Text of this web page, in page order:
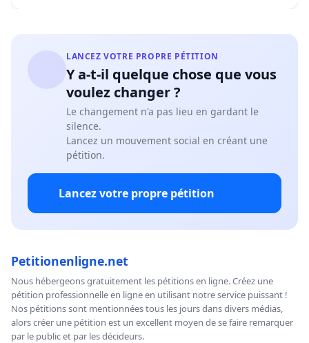
LANCEZ VOTRE PROPRE PÉTITION
Y a-t-il quelque chose que vous
voulez changer ?
Le changement n'a pas lieu en gardant le
silence.
Lancez un mouvement social en créant une
pétition.
Lancez votre propre pétition
Petitionenligne.net
Nous hébergeons gratuitement les pétitions en ligne. Créez une
pétition professionnelle en ligne en utilisant notre service puissant !
Nos pétitions sont mentionnées tous les jours dans divers médias,
alors créer une pétition est un excellent moyen de se faire remarquer
par le public et par les décideurs.